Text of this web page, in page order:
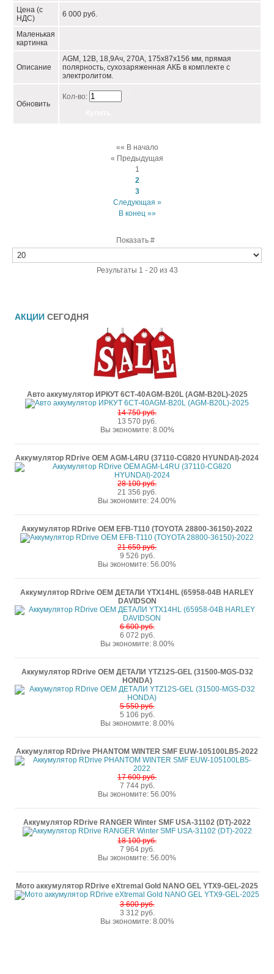
Цена (с
НДС)
6 000 руб.
Маленькая
картинка
Описание
AGM, 12В, 18,9Ач, 270А, 175x87x156 мм, прямая
полярность, сухозаряженная АКБ в комплекте с
электролитом.
Обновить
Кол-во:
«« В начало
« Предыдущая
1
2
3
Следующая »
В конец »»
Показать #
Результаты 1 - 20 из 43
АКЦИИ СЕГОДНЯ
Авто аккумулятор ИРКУТ 6СТ-40AGM-B20L (AGM-B20L)-2025
14 750 руб.
13 570 руб.
Вы экономите: 8.00%
Аккумулятор RDrive OEM AGM-L4RU (37110-CG820 HYUNDAI)-2024
28 100 руб.
21 356 руб.
Вы экономите: 24.00%
Аккумулятор RDrive OEM EFB-T110 (TOYOTA 28800-36150)-2022
21 650 руб.
9 526 руб.
Вы экономите: 56.00%
Аккумулятор RDrive OEM ДЕТАЛИ YTX14HL (65958-04B HARLEY
DAVIDSON
6 600 руб.
6 072 руб.
Вы экономите: 8.00%
Аккумулятор RDrive OEM ДЕТАЛИ YTZ12S-GEL (31500-MGS-D32
HONDA)
5 550 руб.
5 106 руб.
Вы экономите: 8.00%
Аккумулятор RDrive PHANTOM WINTER SMF EUW-105100LB5-2022
17 600 руб.
7 744 руб.
Вы экономите: 56.00%
Аккумулятор RDrive RANGER Winter SMF USA-31102 (DT)-2022
18 100 руб.
7 964 руб.
Вы экономите: 56.00%
Мото аккумулятор RDrive eXtremal Gold NANO GEL YTX9-GEL-2025
3 600 руб.
3 312 руб.
Вы экономите: 8.00%